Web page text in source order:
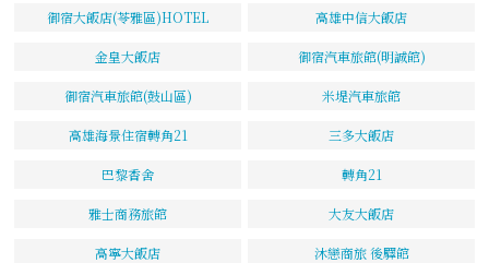
御宿大飯店(苓雅區)HOTEL 高雄中信大飯店
金皇大飯店 御宿汽車旅館(明誠館)
御宿汽車旅館(鼓山區) 米堤汽車旅館
高雄海景住宿轉角21 三多大飯店
巴黎香舍 轉角21
雅士商務旅館 大友大飯店
高寧大飯店 沐戀商旅 後驛館